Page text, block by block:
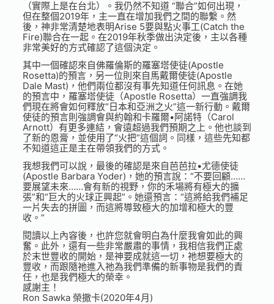
（實際上是在台北）。我仍然不知道 “聯合”如何出現，
但在整個2019年，主一直在增加我們之間的聯繫。然
後，神非常清楚地表明Arise 5要與點火事工(Catch the
Fire)聯合在一起。在2019年秋季做出決定後，主以各種
非常美好的方式確認了這個決定。
其中一個確認來自佛羅倫斯的羅塞塔使徒(Apostle
Rosetta)的預言，另一位則來自馬戴爾使徒(Apostle
Dale Mast)，他們兩位都沒有事先知道任何訊息。在她
的預言中，羅塞塔使徒（Apostle Rosetta）一直強調我
們現在將會如何釋放“日本和亞洲之火”這一新行動。戴爾
使徒的預言則強調會與約翰和卡羅爾•阿諾特（Carol
Arnott）有更多連結，會遠超過我們預期之上。他也談到
了新的恩膏，並使用了“火把”這個詞。同樣，這些先知都
不知道這正是主在帶領我們的方式。
我想我們可以說，最後的確認是來自芭芭拉•尤德使徒
(Apostle Barbara Yoder)，她的預言說：“不要回顧……
要展望未來……會有新的視野，你的禾場將有極大的擴
張”和“巨大的火球正興起”。她還預言：“這將給我們補足
一片失去的拼圖，而這將導致極大的加增和極大的豐
收。”
閱讀以上內容後，也許您就會明白為什麼我會如此的興
奮。此外，還有一些非常嚴肅的事情，我相信我們正處
於末世豐收的開始，是神要成就這一切，祂想要極大的
豐收，而跟隨祂進入祂為我們準備的新事物是我們的責
任，也是我們極大的榮幸。
感謝主！
Ron Sawka 榮撒卡(2020年4月)